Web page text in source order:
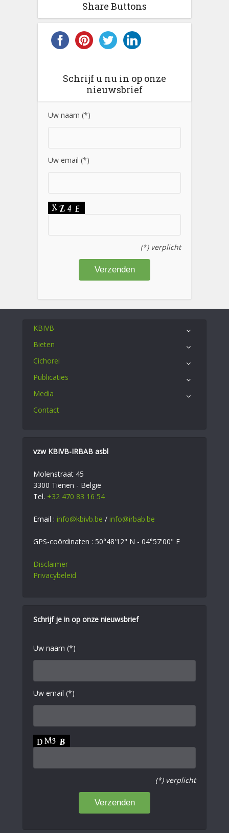
Share Buttons
Schrijf u nu in op onze
nieuwsbrief
Uw naam (*)
Uw email (*)
(*) verplicht
KBIVB
Bieten
Cichorei
Publicaties
Media
Contact
vzw KBIVB-IRBAB asbl
Molenstraat 45
3300 Tienen - België
Tel. +32 470 83 16 54
Email : info@kbivb.be / info@irbab.be
GPS-coördinaten : 50°48'12" N - 04°57'00" E
Disclaimer
Privacybeleid
Schrijf je in op onze nieuwsbrief
Uw naam (*)
Uw email (*)
(*) verplicht